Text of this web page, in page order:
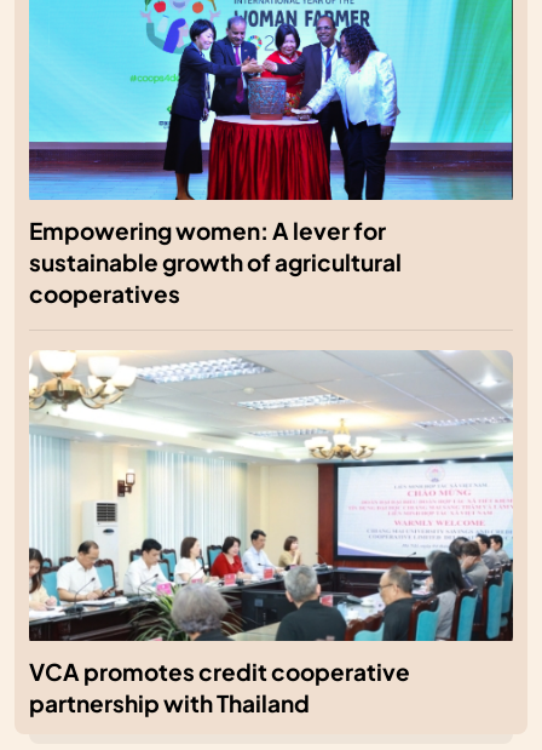
Empowering women: A lever for
sustainable growth of agricultural
cooperatives
VCA promotes credit cooperative
partnership with Thailand